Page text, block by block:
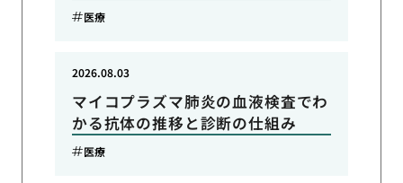
医療
マイコプラズマ肺炎の血液検査でわ
かる抗体の推移と診断の仕組み
2026.08.03
医療